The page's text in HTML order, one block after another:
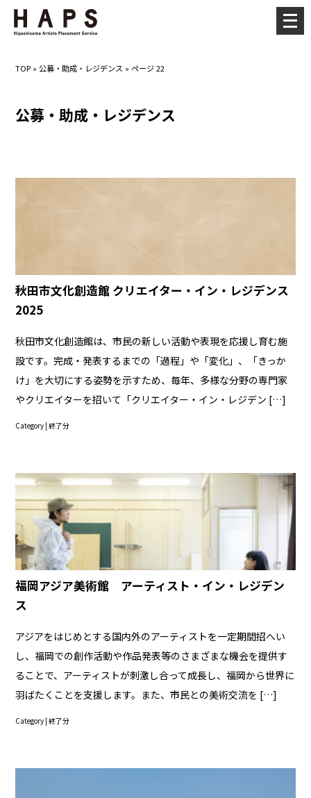
TOP »公募・助成・レジデンス »ページ 22
公募・助成・レジデンス
秋田市文化創造館 クリエイター・イン・レジデンス
2025
秋田市文化創造館は、市民の新しい活動や表現を応援し育む施
設です。完成・発表するまでの「過程」や「変化」、「きっか
け」を大切にする姿勢を示すため、毎年、多様な分野の専門家
やクリエイターを招いて「クリエイター・イン・レジデン […]
Category |終了分
福岡アジア美術館 アーティスト・イン・レジデン
ス
アジアをはじめとする国内外のアーティストを一定期間招へい
し、福岡での創作活動や作品発表等のさまざまな機会を提供す
ることで、アーティストが刺激し合って成長し、福岡から世界に
羽ばたくことを支援します。また、市民との美術交流を […]
Category |終了分
メ
ニ